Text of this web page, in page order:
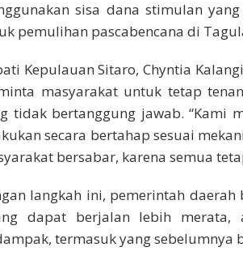
sisa dana stimulan
pemulihan pascabencana di
Kepulauan Sitaro, Chyntia
masyarakat untuk tetap
tidak bertanggung jawab. “Kami
secara bertahap sesuai
bersabar, karena semua
langkah ini, pemerintah
dapat berjalan lebih
termasuk yang sebelumnya